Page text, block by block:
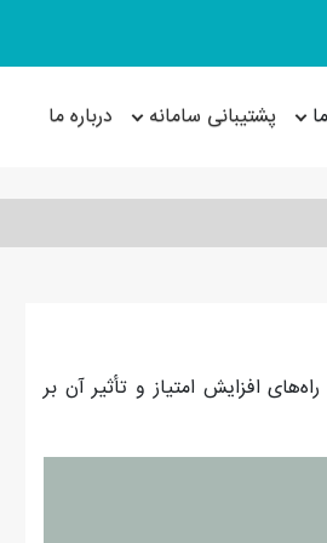
پشتیبانی سامانه درباره ما
افزایش امتیاز و تأثیر آن بر